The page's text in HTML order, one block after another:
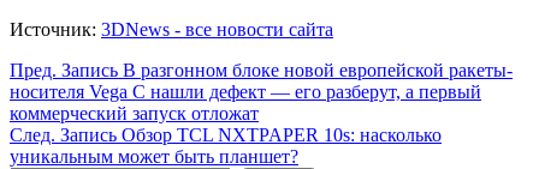
Источник: 3DNews - все новости сайта
Пред. Запись В разгонном блоке новой европейской ракеты-
носителя Vega C нашли дефект — его разберут, а первый
коммерческий запуск отложат
След. Запись Обзор TCL NXTPAPER 10s: насколько
уникальным может быть планшет?